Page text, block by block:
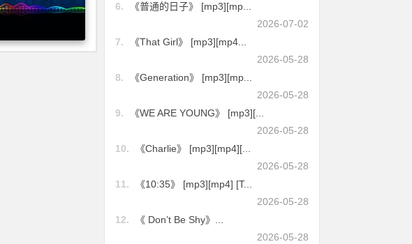
6.
《普通的日子》 [mp3][mp...
2026-07-02
7.
《That Girl》 [mp3][mp4...
2026-05-28
8.
《Generation》 [mp3][mp...
2026-05-28
9.
《WE ARE YOUNG》 [mp3][...
2026-05-28
10.
《Charlie》 [mp3][mp4][...
2026-05-28
11.
《10:35》 [mp3][mp4] [T...
2026-05-28
12.
《 Don’t Be Shy》...
2026-05-28